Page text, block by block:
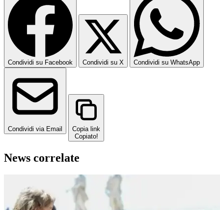
Condividi su Facebook Condividi su X Condividi su WhatsApp
Condividi via Email
Copia link
Copiato!
News correlate